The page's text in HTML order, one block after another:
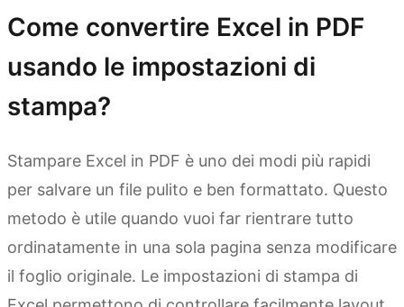
Come convertire Excel in PDF
usando le impostazioni di
stampa?
Stampare Excel in PDF è uno dei modi più rapidi
per salvare un file pulito e ben formattato. Questo
metodo è utile quando vuoi far rientrare tutto
ordinatamente in una sola pagina senza modificare
il foglio originale. Le impostazioni di stampa di